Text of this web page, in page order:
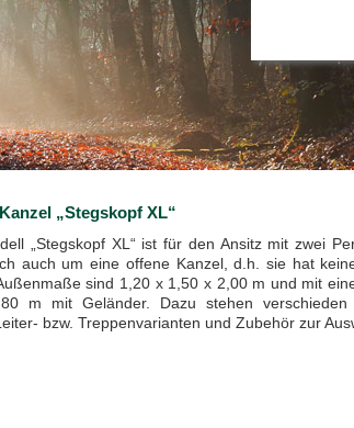
„Stegskopf XL“
„Stegskopf XL“ ist für den Ansitz mit zwei
auch um eine offene Kanzel, d.h. sie hat
sind 1,20 x 1,50 x 2,00 m und mit
m mit Geländer. Dazu stehen verschieden
bzw. Treppenvarianten und Zubehör zur